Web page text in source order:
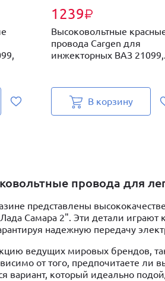
1239₽
Высоковольтные
провода Cargen для
инжекторных ВАЗ
В корзину
провода для
представлены
Самара 2". Эти детали
надежную передачу
ведущих мировых брендов,
от того, предпочитаете
вариант, который идеально